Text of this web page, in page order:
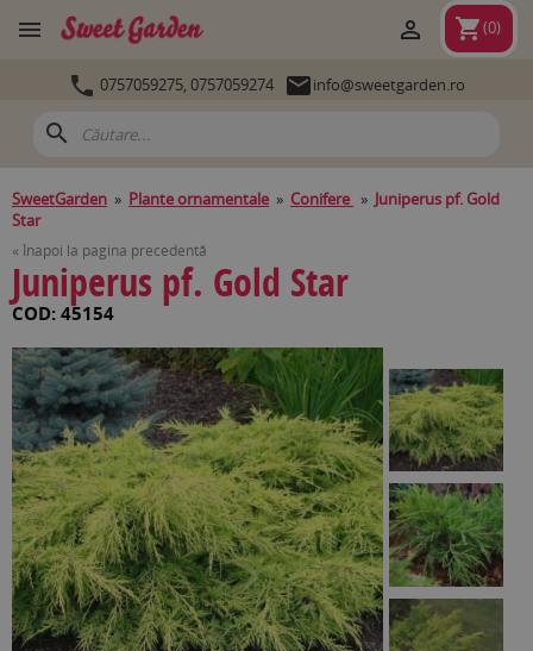
 shopping_cart(0)

 0757059275, 0757059274 info@sweetgarden.ro
search
SweetGarden » Plante ornamentale » Conifere » Juniperus pf. Gold
Star
« Înapoi la pagina precedentă
Juniperus pf. Gold Star
COD: 45154